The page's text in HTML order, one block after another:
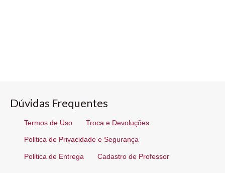
Dúvidas Frequentes
Termos de Uso Troca e Devoluções
Politica de Privacidade e Segurança
Politica de Entrega Cadastro de Professor